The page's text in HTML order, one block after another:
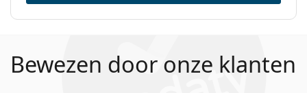
Bewezen door onze klanten